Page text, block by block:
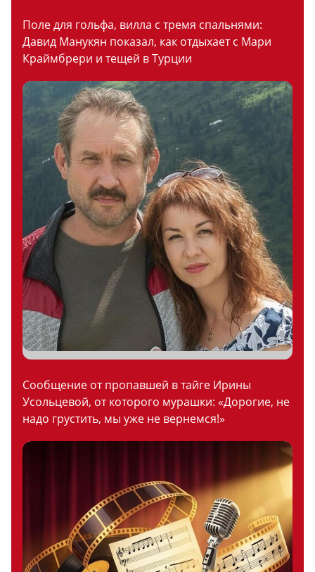
Поле для гольфа, вилла с тремя спальнями:
Давид Манукян показал, как отдыхает с Мари
Краймбрери и тещей в Турции
Сообщение от пропавшей в тайге Ирины
Усольцевой, от которого мурашки: «Дорогие, не
надо грустить, мы уже не вернемся!»